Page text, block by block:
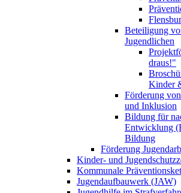
Beteiligung
Jugendlichen
draus!"
Kinder
Förderung
und Inklusion
Bildung für
Entwicklung
Bildung
Förderung
Kinder- und
Kommunale
Jugendaufbauwerk (JAW)